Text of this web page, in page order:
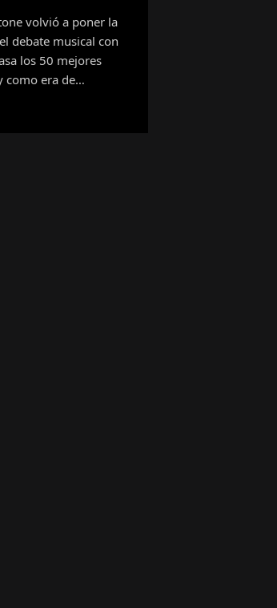
volvió a poner la
debate musical con
los 50 mejores
como era de…